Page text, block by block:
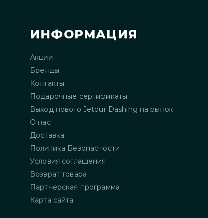
ИНФОРМАЦИЯ
Акции
Бренды
Контакты
Подарочные сертификаты
Выход нового Jetour Dashing на рынок
О нас
Доставка
Политика Безопасности
Условия соглашения
Возврат товара
Партнерская программа
Карта сайта